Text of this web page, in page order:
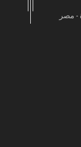
- مصر